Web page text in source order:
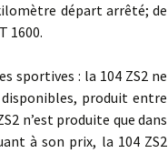
départ arrêté; de
1600.
: la 104 ZS2 ne
produit entre
n’est produite que dans
à son prix, la 104 ZS2